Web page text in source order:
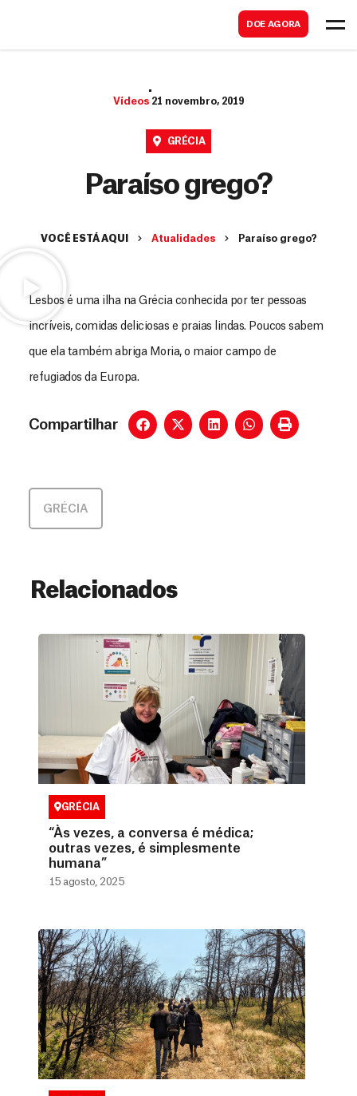
DOE AGORA
Vídeos 21 novembro, 2019
GRÉCIA
Paraíso grego?
VOCÊ ESTÁ AQUI Atualidades Paraíso grego?
Lesbos é uma ilha na Grécia conhecida por ter pessoas
incríveis, comidas deliciosas e praias lindas. Poucos sabem
que ela também abriga Moria, o maior campo de
refugiados da Europa.
Compartilhar
GRÉCIA
Relacionados
GRÉCIA
“Às vezes, a conversa é médica;
outras vezes, é simplesmente
humana”
15 agosto, 2025
a
r